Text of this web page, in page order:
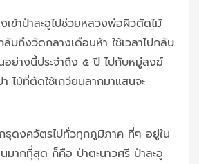
เข้าป่าละอูไปช่วยหลวงพ่อผิวตัดไม้
บถึงวัดกลางเดือนห้า ใช้เวลาไปกลับ
อย่างนี้ประจำถึง ๕ ปี ไปกับหมู่สงฆ์
ไม้ที่ตัดใช้เกวียนลากมาแสนจะ
ดงควัตรไปทั่วทุกภูมิภาค ที่ๆ อยู่ใน
มากทีุ่สุด ก็คือ ป่าตะนาวศรี ป่าละอู